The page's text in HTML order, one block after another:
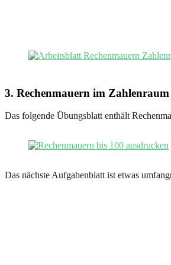
3. Rechenmauern im Zahlenraum
Das folgende Übungsblatt enthält
Das nächste Aufgabenblatt ist etwas